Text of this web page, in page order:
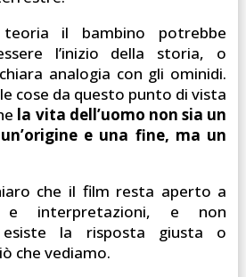
teoria il bambino potrebbe
l’inizio della storia, o
analogia con gli ominidi.
cose da questo punto di vista
la vita dell’uomo non sia un
e una fine, ma un
che il film resta aperto a
e interpretazioni, e non
esiste la risposta giusta o
che vediamo.